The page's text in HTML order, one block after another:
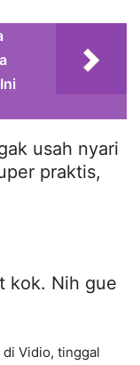
usah nyari
praktis,
kok. Nih gue
Vidio, tinggal